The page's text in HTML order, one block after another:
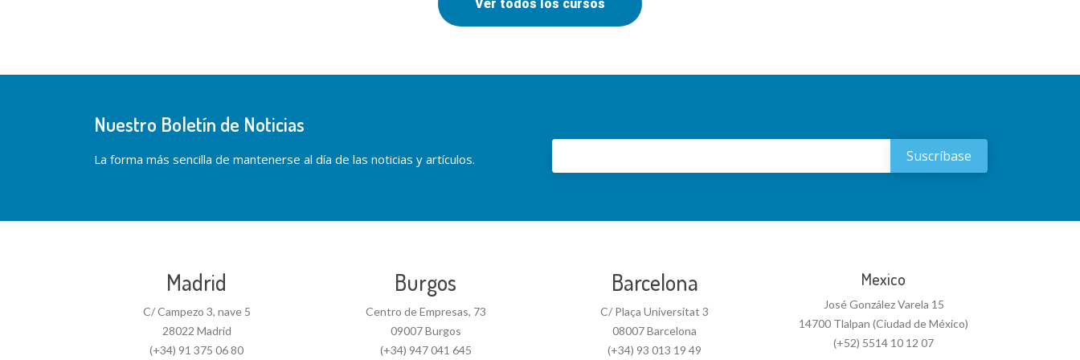
Ver todos los cursos
Nuestro Boletín de Noticias
La forma más sencilla de mantenerse al día de las noticias y artículos.
Madrid
C/ Campezo 3, nave 5
28022 Madrid
(+34) 91 375 06 80
Burgos
Centro de Empresas, 73
09007 Burgos
(+34) 947 041 645
Barcelona
C/ Plaça Universitat 3
08007 Barcelona
(+34) 93 013 19 49
Mexico
José González Varela 15
14700 Tlalpan (Ciudad de México)
(+52) 5514 10 12 07